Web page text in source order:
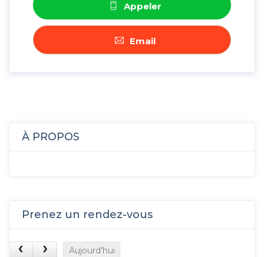
Appeler
Email
À PROPOS
Prenez un rendez-vous
Aujourd'hui